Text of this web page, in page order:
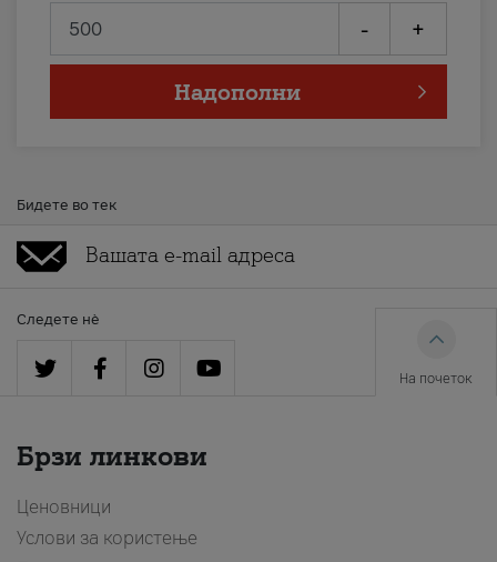
- +
Надополни
Бидете во тек
Следете нè
На почеток
Брзи линкови
Ценовници
Услови за користење